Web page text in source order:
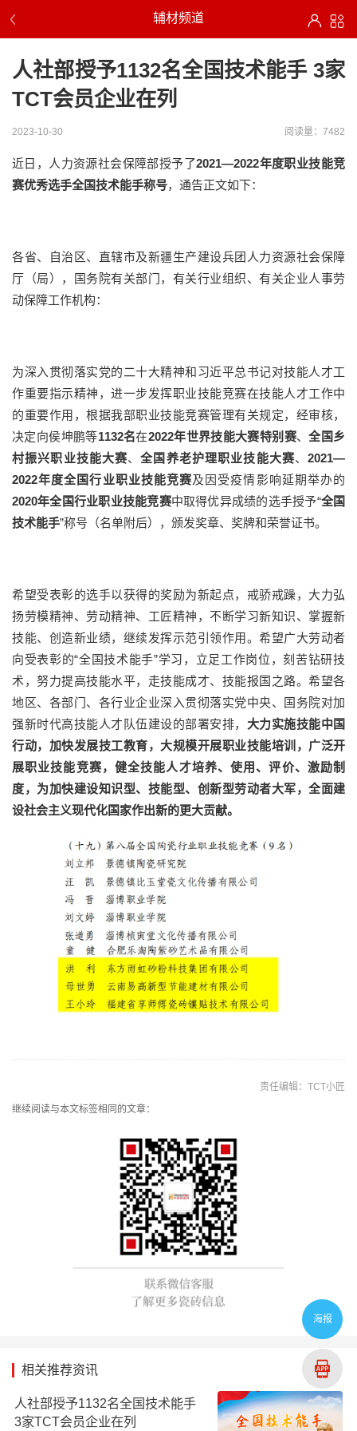
辅材频道
人社部授予1132名全国技术能手 3家
TCT会员企业在列
2023-10-30 阅读量：7482
近日，人力资源社会保障部授予了2021—2022年度职业技能竞
赛优秀选手全国技术能手称号，通告正文如下：
各省、自治区、直辖市及新疆生产建设兵团人力资源社会保障
厅（局），国务院有关部门，有关行业组织、有关企业人事劳
动保障工作机构：
为深入贯彻落实党的二十大精神和习近平总书记对技能人才工
作重要指示精神，进一步发挥职业技能竞赛在技能人才工作中
的重要作用，根据我部职业技能竞赛管理有关规定，经审核，
决定向侯坤鹏等1132名在2022年世界技能大赛特别赛、全国乡
村振兴职业技能大赛、全国养老护理职业技能大赛、2021—
2022年度全国行业职业技能竞赛及因受疫情影响延期举办的
2020年全国行业职业技能竞赛中取得优异成绩的选手授予“全国
技术能手”称号（名单附后），颁发奖章、奖牌和荣誉证书。
希望受表彰的选手以获得的奖励为新起点，戒骄戒躁，大力弘
扬劳模精神、劳动精神、工匠精神，不断学习新知识、掌握新
技能、创造新业绩，继续发挥示范引领作用。希望广大劳动者
向受表彰的“全国技术能手”学习，立足工作岗位，刻苦钻研技
术，努力提高技能水平，走技能成才、技能报国之路。希望各
地区、各部门、各行业企业深入贯彻落实党中央、国务院对加
强新时代高技能人才队伍建设的部署安排， 大力实施技能中国
行动，加快发展技工教育，大规模开展职业技能培训，广泛开
展职业技能竞赛，健全技能人才培养、使用、评价、激励制
度，为加快建设知识型、技能型、创新型劳动者大军，全面建
设社会主义现代化国家作出新的更大贡献。
责任编辑：TCT小匠
继续阅读与本文标签相同的文章：
相关推荐资讯
人社部授予1132名全国技术能手
3家TCT会员企业在列
海报